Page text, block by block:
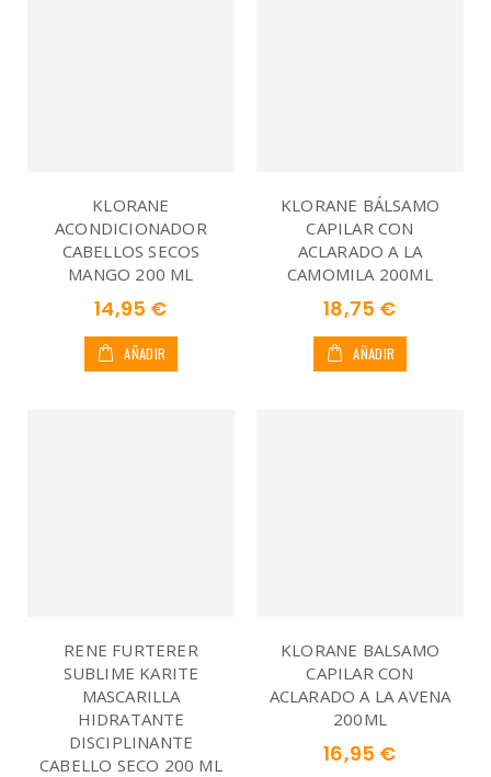
KLORANE
ACONDICIONADOR
CABELLOS SECOS
MANGO 200 ML
14,95 €
AÑADIR
KLORANE BÁLSAMO
CAPILAR CON
ACLARADO A LA
CAMOMILA 200ML
18,75 €
AÑADIR
RENE FURTERER
SUBLIME KARITE
MASCARILLA
HIDRATANTE
DISCIPLINANTE
CABELLO SECO 200 ML
KLORANE BALSAMO
CAPILAR CON
ACLARADO A LA AVENA
200ML
16,95 €